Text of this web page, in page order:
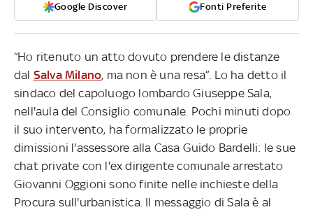
Google Discover Fonti Preferite
“Ho ritenuto un atto dovuto prendere le distanze
dal Salva Milano, ma non è una resa”. Lo ha detto il
sindaco del capoluogo lombardo Giuseppe Sala,
nell'aula del Consiglio comunale. Pochi minuti dopo
il suo intervento, ha formalizzato le proprie
dimissioni l'assessore alla Casa Guido Bardelli: le sue
chat private con l'ex dirigente comunale arrestato
Giovanni Oggioni sono finite nelle inchieste della
Procura sull'urbanistica. Il messaggio di Sala è al